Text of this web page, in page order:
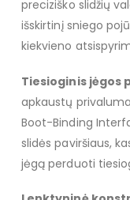
preciziško slidžių
išskirtinį sniego
kiekvieno
Tiesioginis jėgos
apkaustų
Boot-Binding
slidės paviršiaus,
jėgą perduoti